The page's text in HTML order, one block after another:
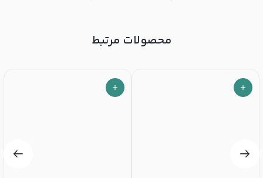
محصولات مرتبط